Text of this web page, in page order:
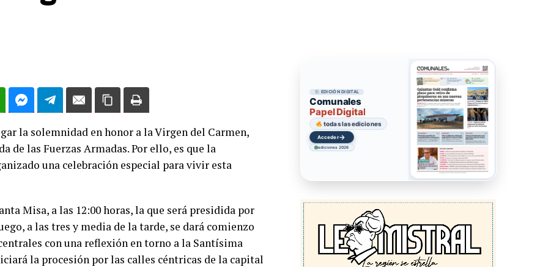
la solemnidad en honor a la Virgen del Carmen,
de las Fuerzas Armadas. Por ello, es que la
una celebración especial para vivir esta
Misa, a las 12:00 horas, la que será presidida por
a las tres y media de la tarde, se dará comienzo
con una reflexión en torno a la Santísima
la procesión por las calles céntricas de la capital
EDICIÓN DIGITAL
Comunales
Papel Digital
todas las ediciones
Acceder→
ediciones 2026